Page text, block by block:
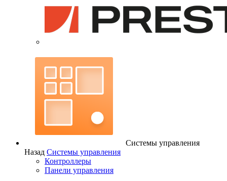
Системы управления
Назад Системы управления
Контроллеры
Панели управления